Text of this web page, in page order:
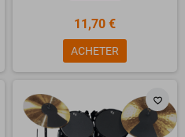
11,70 €
ACHETER
favorite_border